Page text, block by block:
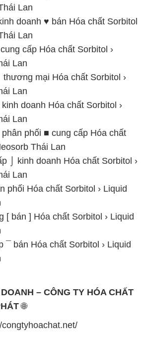
Lan
doanh ♥ bán Hóa chất Sorbitol
Lan
cấp Hóa chất Sorbitol ›
Lan
mại Hóa chất Sorbitol ›
Lan
doanh Hóa chất Sorbitol ›
Lan
phối ■ cung cấp Hóa chất
Thái Lan
⌡ kinh doanh Hóa chất Sorbitol ›
Lan
phối Hóa chất Sorbitol › Liquid
[ bán ] Hóa chất Sorbitol › Liquid
¯ bán Hóa chất Sorbitol › Liquid
– CÔNG TY HÓA CHẤT
🌐
congtyhoachat.net/